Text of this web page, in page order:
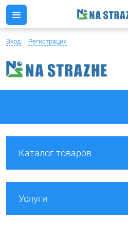
Вход Регистрация
Каталог товаров
Услуги